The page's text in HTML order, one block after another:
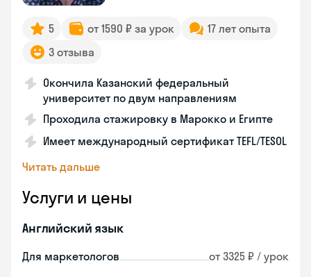
5 от 1590 ₽ за урок
17 лет опыта
3 отзыва
Окончила Казанский федеральный
университет по двум направлениям
Проходила стажировку в Марокко и Египте
Имеет международный сертификат TEFL/TESOL
Читать дальше
Услуги и цены
Английский язык
Для маркетологов от 3325 ₽ / урок